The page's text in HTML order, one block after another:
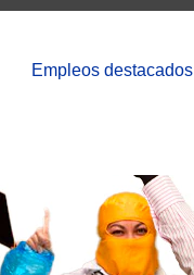
Empleos destacados